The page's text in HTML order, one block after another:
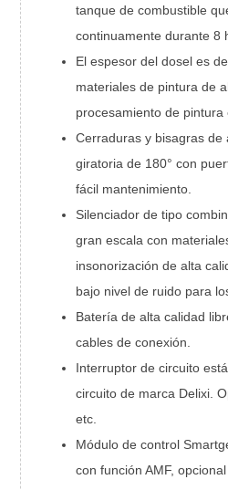
tanque de combustible
continuamente durante 8
El espesor del dosel es
materiales de pintura de
procesamiento de pintura
Cerraduras y bisagras de
giratoria de 180° con
fácil mantenimiento.
Silenciador de tipo
gran escala con
insonorización de alta
bajo nivel de ruido para
Batería de alta calidad
cables de conexión.
Interruptor de circuito
circuito de marca Delixi.
etc.
Módulo de control
con función AMF,